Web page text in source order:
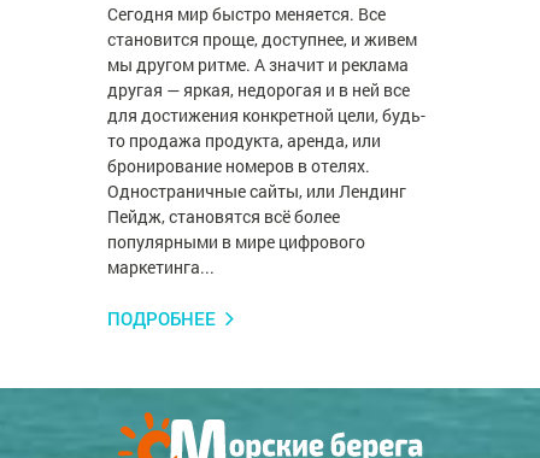
Сегодня мир быстро меняется. Все
становится проще, доступнее, и живем
мы другом ритме. А значит и реклама
другая — яркая, недорогая и в ней все
для достижения конкретной цели, будь-
то продажа продукта, аренда, или
бронирование номеров в отелях.
Одностраничные сайты, или Лендинг
Пейдж, становятся всё более
популярными в мире цифрового
маркетинга...
ПОДРОБНЕЕ